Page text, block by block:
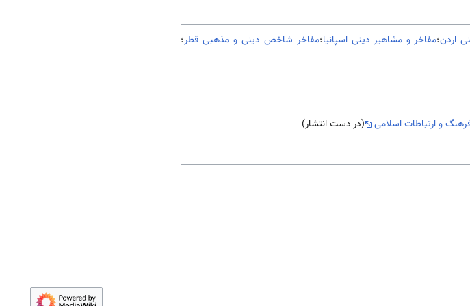
اردن؛مفاخر و مشاهير دينی اسپانیا؛مفاخر شاخص دینی و مذهبی قطر؛
و ارتباطات اسلامی (در دست انتشار)